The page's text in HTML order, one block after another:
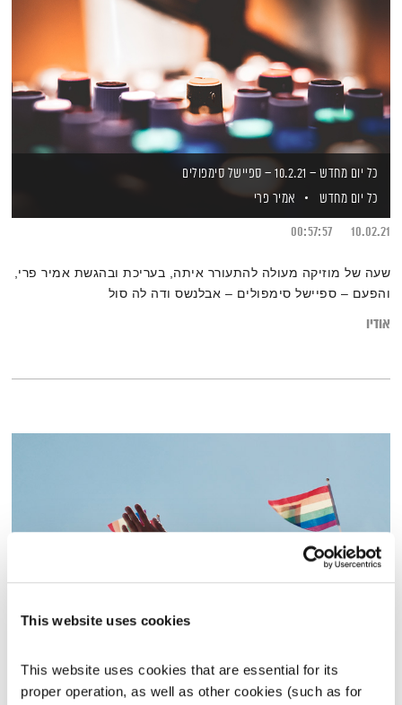
This website uses cookies
This website uses cookies that are essential for its
proper operation, as well as other cookies (such as for
כל יום מחדש – 10.2.21 – ספיישל סימפולים
כל יום מחדש
אמיר פרי
10.02.21
00:57:57
שעה של מוזיקה מעולה להתעורר איתה, בעריכת ובהגשת אמיר פרי,
והפעם – ספיישל סימפולים – אבלנשס ודה לה סול
אודיו
טוויסט בעלילה
ענת קלו לברון
25.11.18
00:56:38